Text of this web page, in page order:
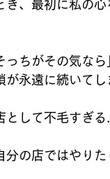
き、最初に私の
っちがその気な
が永遠に続いてし
として不毛すぎる
分の店ではやりた